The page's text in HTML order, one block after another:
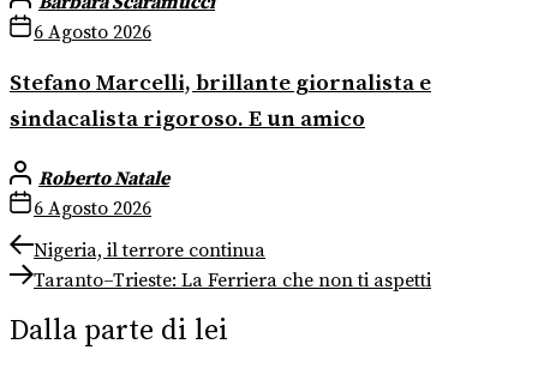
6 Agosto 2026
Stefano Marcelli, brillante giornalista e
sindacalista rigoroso. E un amico
Roberto Natale
6 Agosto 2026
Navigazione
articoli
Previous
post:
Nigeria, il terrore continua
Next
Taranto–Trieste: La Ferriera che non ti aspetti
Dalla parte di lei